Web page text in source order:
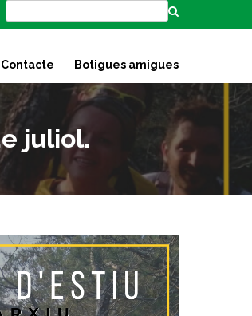
Contacte Botigues amigues
juliol.